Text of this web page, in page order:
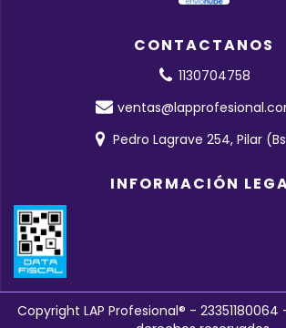
CONTACTANOS
1130704758
Pedro Lagrave 254, Pilar
INFORMACIÓN
Copyright LAP Profesional® -